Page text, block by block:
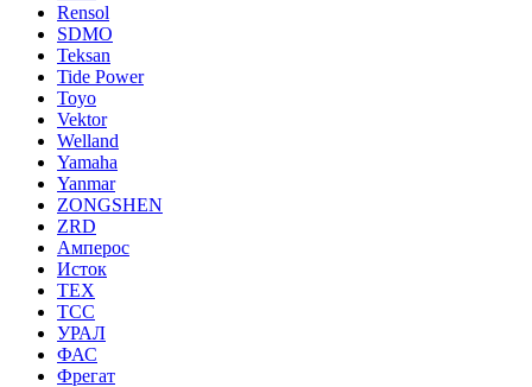
Rensol
SDMO
Teksan
Tide Power
Toyo
Vektor
Welland
Yamaha
Yanmar
ZONGSHEN
ZRD
Амперос
Исток
ТЕХ
ТСС
УРАЛ
ФАС
Фрегат